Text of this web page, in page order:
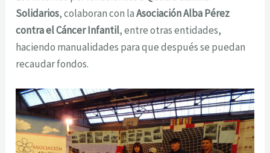
Solidarios, colaboran con laAsociación Alba Pérez
contra el Cáncer Infantil, entre otras entidades,
haciendo manualidades para que después se puedan
recaudar fondos.